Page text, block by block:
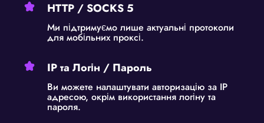
HTTP / SOCKS 5
Ми підтримуємо лише актуальні протоколи
для мобільних проксі.
IP та Логін / Пароль
Ви можете налаштувати авторизацію за IP
адресою, окрім використання логіну та
пароля.